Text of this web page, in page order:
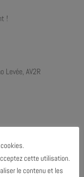
!
Levée, AV2R
cette utilisation.
le contenu et les